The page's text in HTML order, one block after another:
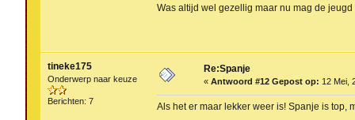
Was altijd wel gezellig maar nu mag de
tineke175
Onderwerp naar keuze
Berichten: 7
Re:Spanje
« Antwoord #12 Gepost op: 12 Mei,
Als het er maar lekker weer is! Spanje is top,